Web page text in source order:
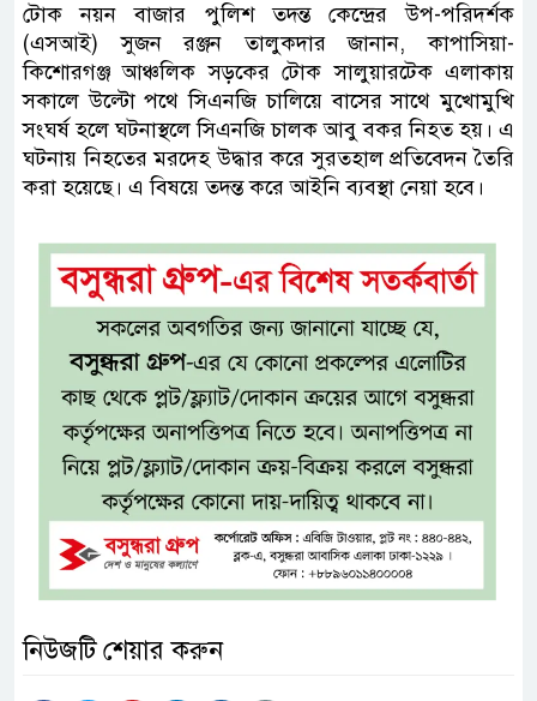
টোক নয়ন বাজার পুলিশ তদন্ত কেন্দ্রের উপ-পরিদর্শক
(এসআই) সুজন রঞ্জন তালুকদার জানান, কাপাসিয়া-
কিশোরগঞ্জ আঞ্চলিক সড়কের টোক সালুয়ারটেক এলাকায়
সকালে উল্টো পথে সিএনজি চালিয়ে বাসের সাথে মুখোমুখি
সংঘর্ষ হলে ঘটনাস্থলে সিএনজি চালক আবু বকর নিহত হয়। এ
ঘটনায় নিহতের মরদেহ উদ্ধার করে সুরতহাল প্রতিবেদন তৈরি
করা হয়েছে। এ বিষয়ে তদন্ত করে আইনি ব্যবস্থা নেয়া হবে।
নিউজটি শেয়ার করুন